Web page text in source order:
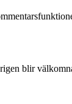
blir